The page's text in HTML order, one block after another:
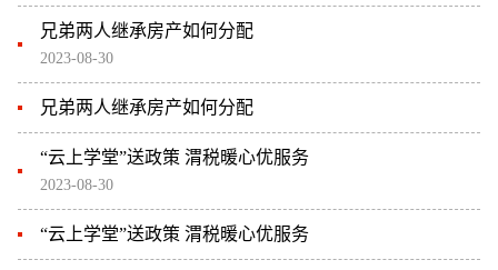
兄弟两人继承房产如何分配
2023-08-30
兄弟两人继承房产如何分配
“云上学堂”送政策 渭税暖心优服务
2023-08-30
“云上学堂”送政策 渭税暖心优服务